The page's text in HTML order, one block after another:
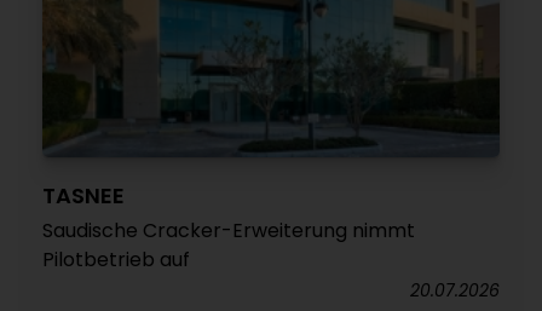
TASNEE
Saudische Cracker-Erweiterung nimmt
Pilotbetrieb auf
20.07.2026